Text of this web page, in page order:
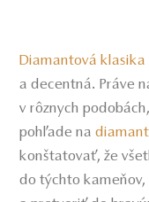
Diamantová klasika
a decentná. Práve
v rôznych
pohľade na
konštatovať, že
do týchto